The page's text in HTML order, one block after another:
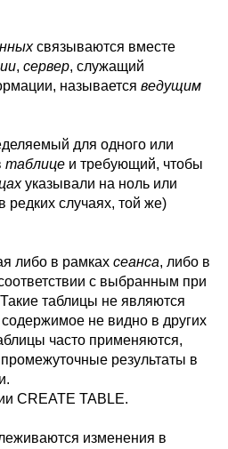
связываются вместе
, сервер, служащий
называется ведущим
для одного или
таблице и требующий, чтобы
указывали на ноль или
редких случаях, той же)
либо в рамках сеанса, либо в
с выбранным при
таблицы не являются
содержимое не видно в других
часто применяются,
результаты в
CREATE TABLE.
изменения в